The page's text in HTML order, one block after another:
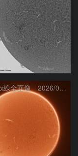
太陽 Hα線全面像 2026/08/08